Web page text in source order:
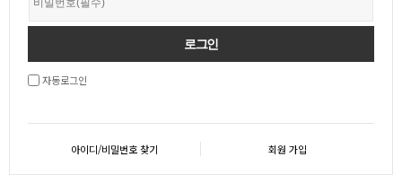
자동로그인
아이디/비밀번호 찾기 회원 가입